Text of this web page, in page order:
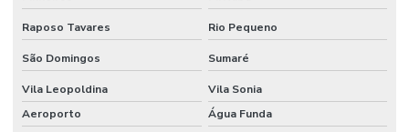
Etiquetas Bopp Removíveis Santa Catarina
Etiquetas Bopp Sem Cola Para Vidros
Etiquetas Couche Adesivas Sem Resíduo
Raposo Tavares Rio Pequeno
São Domingos Sumaré
Vila Leopoldina
Vila Sonia
Aeroporto
Água Funda